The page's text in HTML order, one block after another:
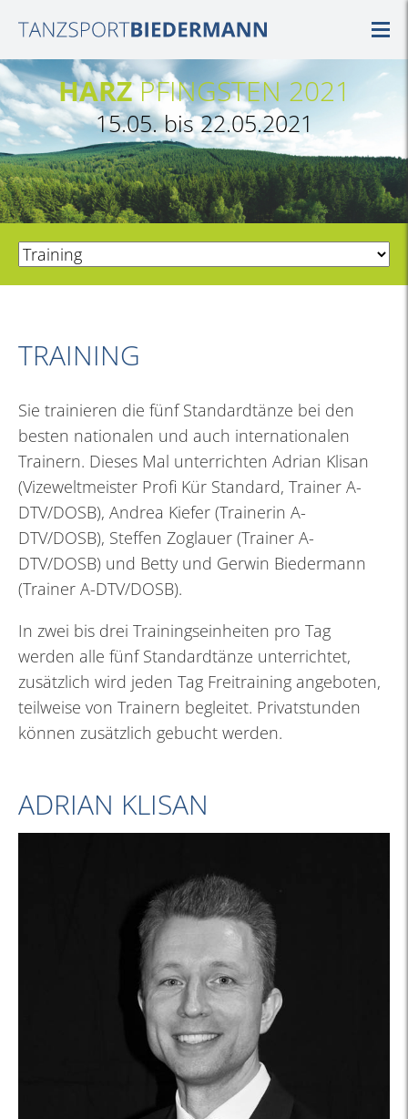
HARZPFINGSTEN 2021
15.05. bis 22.05.2021
TRAINING
Sie trainieren die fünf Standardtänze bei den
besten nationalen und auch internationalen
Trainern. Dieses Mal unterrichten Adrian Klisan
(Vizeweltmeister Profi Kür Standard, Trainer A-
DTV/DOSB), Andrea Kiefer (Trainerin A-
DTV/DOSB), Steffen Zoglauer (Trainer A-
DTV/DOSB) und Betty und Gerwin Biedermann
(Trainer A-DTV/DOSB).
In zwei bis drei Trainingseinheiten pro Tag
werden alle fünf Standardtänze unterrichtet,
zusätzlich wird jeden Tag Freitraining angeboten,
teilweise von Trainern begleitet. Privatstunden
können zusätzlich gebucht werden.
ADRIAN KLISAN